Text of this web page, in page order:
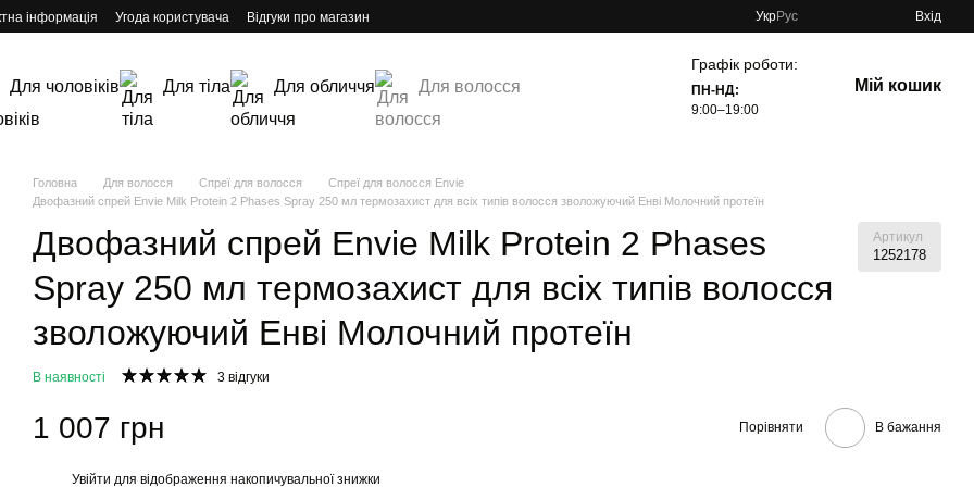
інформація Угода користувача Відгуки про магазин УкрРус Вхід
Для чоловіків Для тіла Для обличчя Для волосся
Графік роботи:
ПН-НД:
9:00–19:00
Мій кошик
Головна Для волосся Спреї для волосся
Спреї для волосся Envie
Двофазний спрей Envie Milk Protein 2 Phases Spray 250 мл термозахист для всіх типів волосся зволожуючий Енві Молочний протеїн
Двофазний спрей Envie Milk Protein 2 Phases
Spray 250 мл термозахист для всіх типів волосся
зволожуючий Енві Молочний протеїн
Артикул
1252178
В наявності 3 відгуки
1 007 грн Порівняти В бажання
Увійти для відображення накопичувальної знижки